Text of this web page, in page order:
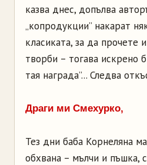
казва днес, допълва
„копродукции” накарат
класиката, за да прочете
творби – тогава искрено
тая награда”... Следва
Драги ми Смехурко,
Тез дни баба Корнеляна
обхвана – мълчи и пъшка,